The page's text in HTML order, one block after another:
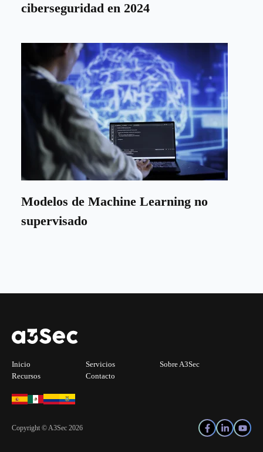
ciberseguridad en 2024
Modelos de Machine Learning no
supervisado
Inicio Servicios
Sobre A3Sec
Recursos
Contacto
Copyright © A3Sec 2026